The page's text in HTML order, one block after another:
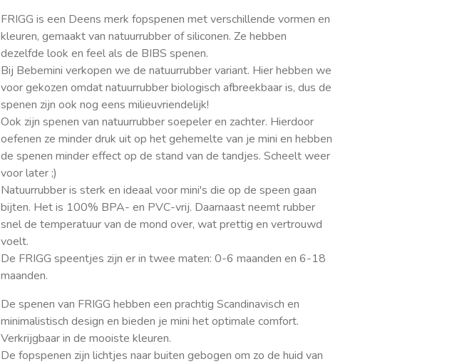
FRIGG is een Deens merk fopspenen met verschillende vormen en
kleuren, gemaakt van natuurrubber of siliconen. Ze hebben
dezelfde look en feel als de BIBS spenen.
Bij Bebemini verkopen we de natuurrubber variant. Hier hebben we
voor gekozen omdat natuurrubber biologisch afbreekbaar is, dus de
spenen zijn ook nog eens milieuvriendelijk!
Ook zijn spenen van natuurrubber soepeler en zachter. Hierdoor
oefenen ze minder druk uit op het gehemelte van je mini en hebben
de spenen minder effect op de stand van de tandjes. Scheelt weer
voor later ;)
Natuurrubber is sterk en ideaal voor mini's die op de speen gaan
bijten. Het is 100% BPA- en PVC-vrij. Daarnaast neemt rubber
snel de temperatuur van de mond over, wat prettig en vertrouwd
voelt.
De FRIGG speentjes zijn er in twee maten: 0-6 maanden en 6-18
maanden.
De spenen van FRIGG hebben een prachtig Scandinavisch en
minimalistisch design en bieden je mini het optimale comfort.
Verkrijgbaar in de mooiste kleuren.
De fopspenen zijn lichtjes naar buiten gebogen om zo de huid van